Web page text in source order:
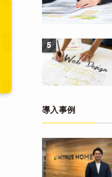
5
導入事例